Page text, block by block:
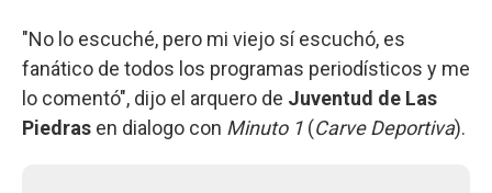
"No lo escuché, pero mi viejo sí escuchó, es
fanático de todos los programas periodísticos y me
lo comentó", dijo el arquero de Juventud de Las
Piedras en dialogo con Minuto 1 (Carve Deportiva).